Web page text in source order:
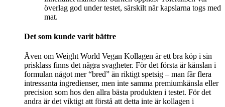
överlag god under testet, särskilt när kapslarna togs med
mat.
Det som kunde varit bättre
Även om Weight World Vegan Kollagen är ett bra köp i sin
prisklass finns det några svagheter. För det första är känslan i
formulan något mer “bred” än riktigt spetsig – man får flera
intressanta ingredienser, men inte samma premiumkänsla eller
precision som hos den allra bästa produkten i testet. För det
andra är det viktigt att förstå att detta inte är kollagen i